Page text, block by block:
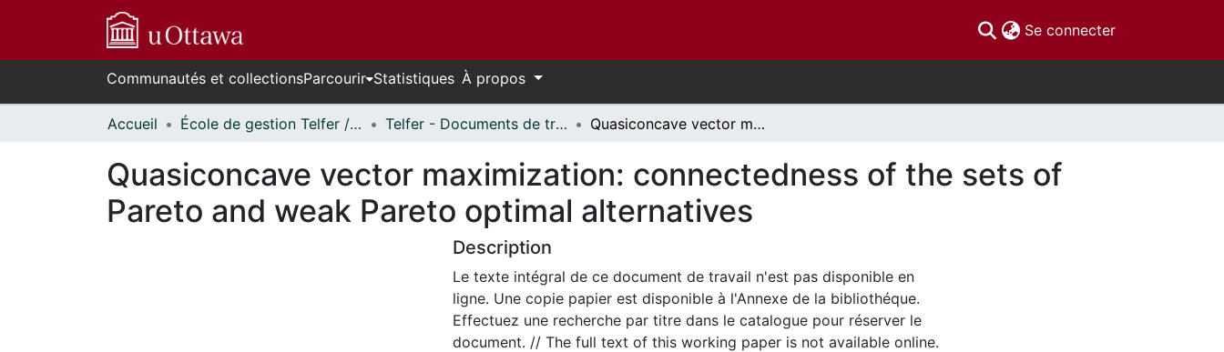
Se connecter(current)
Communautés et collectionsParcourir Statistiques À propos
Accueil École de gestion Telfer // Telfer School of Management Telfer - Documents de travail // Telfer - Working Papers Quasiconcave vector maximization: connectedness of the sets of Pareto and weak Pareto optimal alternatives
Quasiconcave vector maximization: connectedness of the sets of
Pareto and weak Pareto optimal alternatives
Description
Le texte intégral de ce document de travail n'est pas disponible en
ligne. Une copie papier est disponible à l'Annexe de la bibliothéque.
Effectuez une recherche par titre dans le catalogue pour réserver le
document. // The full text of this working paper is not available online.